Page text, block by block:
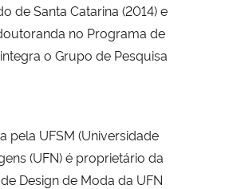
de Santa Catarina (2014) e
no Programa de
o Grupo de Pesquisa
pela UFSM (Universidade
(UFN) é proprietário da
Design de Moda da UFN